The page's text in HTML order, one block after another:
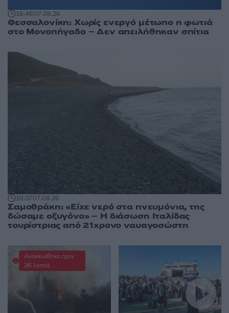
16:4607.08.26
Θεσσαλονίκη: Χωρίς ενεργό μέτωπο η φωτιά
στο Μονοπήγαδο – Δεν απειλήθηκαν σπίτια
16:3707.08.26
Σαμοθράκη: «Είχε νερό στα πνευμόνια, της
δώσαμε οξυγόνο» – Η διάσωση Ιταλίδας
τουρίστριας από 21χρονο ναυαγοσώστη
Ανανεώθηκε πριν
26 λεπτά